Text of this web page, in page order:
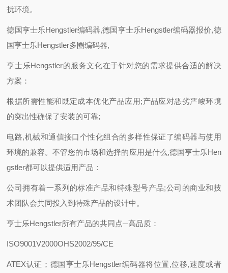
扰环境。
德国亨士乐Hengstler编码器,德国亨士乐Hengstler编码器报价,德
国亨士乐Hengstler多圈编码器,
亨士乐Hengstler的服务文化在于针对您的需求提供合适的解决
方案：
根据所需性能和既定成本优化产品应用;产品应对恶劣严峻环境
的突出性确保了安装的可靠;
电路,机械和通信接口个性化组合的多样性保证了编码器与使用
环境的兼容。不管您的市场和选择的应用是什么,德国亨士乐Hen
gstler都可以提供适用产品：
公司拥有着一系列的标准产品和特殊型号产品;公司的商业和技
术团队会共同投入到特殊产品的设计中。
亨士乐Hengstler所有产品的共同点─高品质：
ISO9001V2000OHS2002/95/CE
ATEX认证；德国亨士乐Hengstler编码器将位置,位移,速度或者